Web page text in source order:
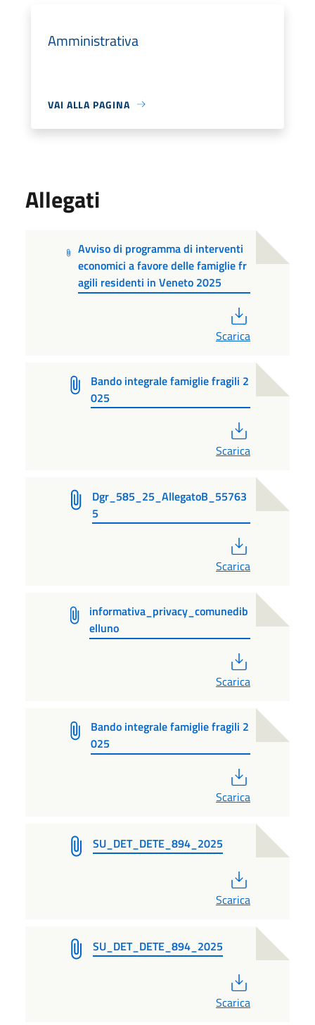
Amministrativa
VAI ALLA PAGINA
Allegati
Avviso di programma di interventi
economici a favore delle famiglie fr
agili residenti in Veneto 2025
Scarica
Bando integrale famiglie fragili 2
025
Scarica
Dgr_585_25_AllegatoB_55763
5
Scarica
informativa_privacy_comunedib
elluno
Scarica
Bando integrale famiglie fragili 2
025
Scarica
SU_DET_DETE_894_2025
Scarica
SU_DET_DETE_894_2025
Scarica